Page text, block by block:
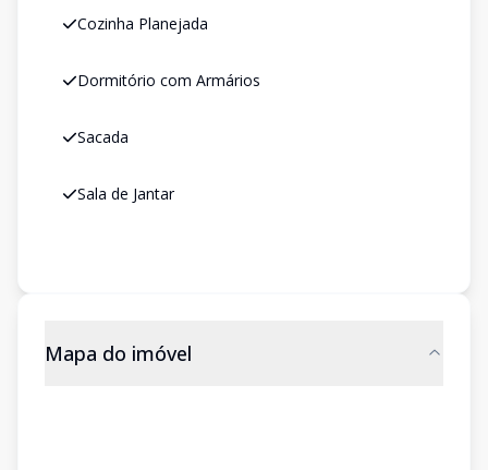
Cozinha Planejada
Dormitório com Armários
Sacada
Sala de Jantar
Mapa do imóvel